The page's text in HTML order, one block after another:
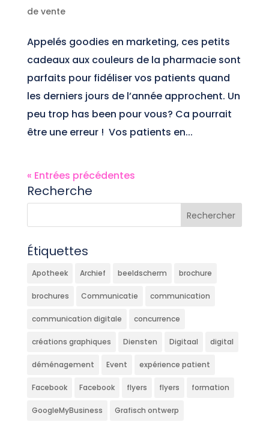
de vente
Appelés goodies en marketing, ces petits
cadeaux aux couleurs de la pharmacie sont
parfaits pour fidéliser vos patients quand
les derniers jours de l’année approchent. Un
peu trop has been pour vous? Ca pourrait
être une erreur ! Vos patients en...
« Entrées précédentes
Recherche
Étiquettes
Apotheek Archief beeldscherm brochure
brochures Communicatie communication
communication digitale concurrence
créations graphiques Diensten Digitaal digital
déménagement Event expérience patient
Facebook Facebook flyers flyers formation
GoogleMyBusiness Grafisch ontwerp